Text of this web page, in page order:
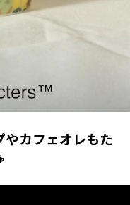
カフェオレもた